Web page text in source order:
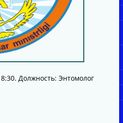
Должность: Энтомолог